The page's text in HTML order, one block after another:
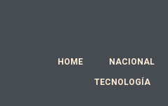
HOME NACIONAL
TECNOLOGÍA